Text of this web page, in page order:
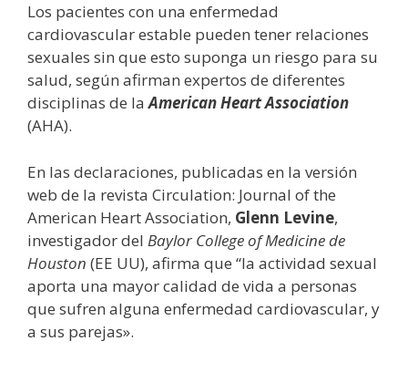
Los pacientes con una enfermedad
cardiovascular estable pueden tener relaciones
sexuales sin que esto suponga un riesgo para su
salud, según afirman expertos de diferentes
disciplinas de laAmerican Heart Association
(AHA).
En las declaraciones, publicadas en la versión
web de la revista Circulation: Journal of the
American Heart Association, Glenn Levine,
investigador del Baylor College of Medicine de
Houston (EE UU), afirma que “la actividad sexual
aporta una mayor calidad de vida a personas
que sufren alguna enfermedad cardiovascular, y
a sus parejas».